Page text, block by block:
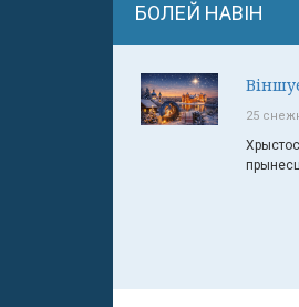
БОЛЕЙ НАВІН
25